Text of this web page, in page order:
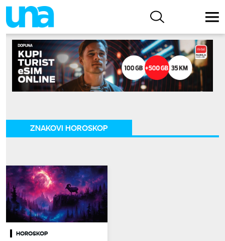
ZNAKOVI HOROSKOP
HOROSKOP